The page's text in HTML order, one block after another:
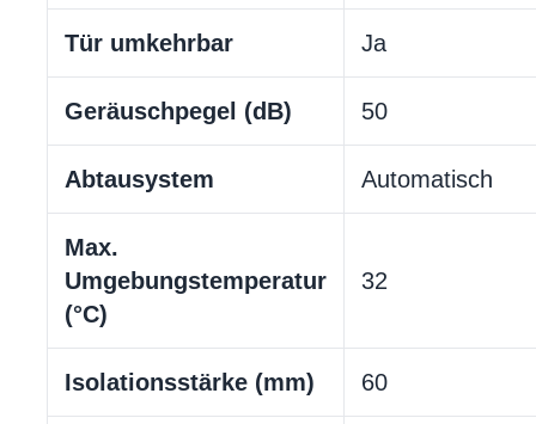
Tür umkehrbar Ja
Geräuschpegel (dB) 50
Abtausystem Automatisch
Max.
Umgebungstemperatur
(°C)
32
Isolationsstärke (mm) 60